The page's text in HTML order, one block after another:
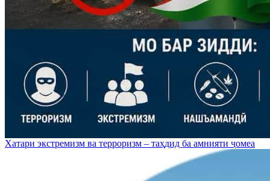
Хатари экстремизм ва терроризм – таҳдид ба амнияти ҷомеа